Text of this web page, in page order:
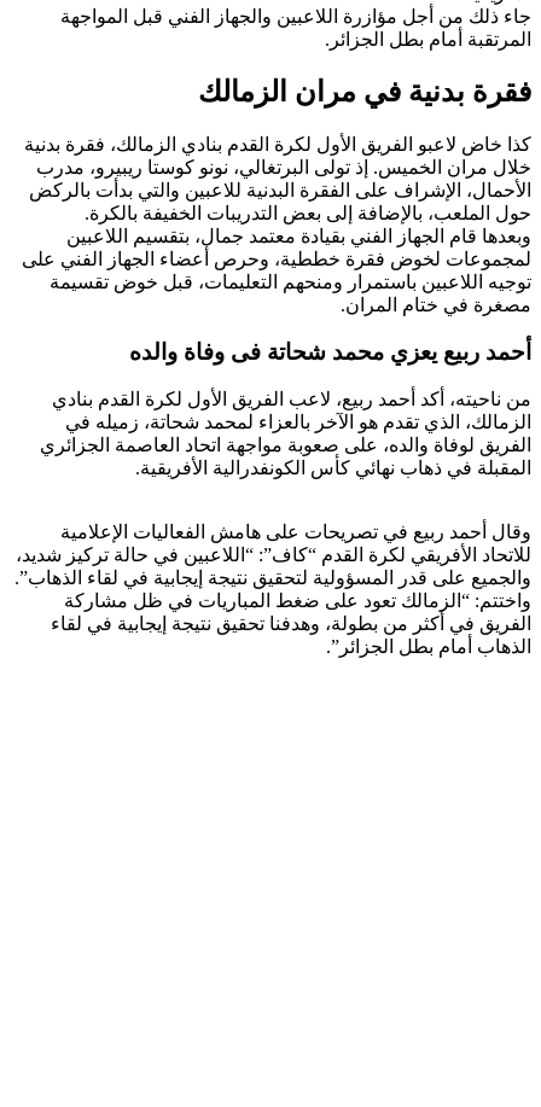
جاء ذلك من أجل مؤازرة اللاعبين والجهاز الفني قبل المواجهة
المرتقبة أمام بطل الجزائر.
فقرة بدنية في مران الزمالك
كذا خاض لاعبو الفريق الأول لكرة القدم بنادي الزمالك، فقرة بدنية
خلال مران الخميس. إذ تولى البرتغالي، نونو كوستا ريبيرو، مدرب
الأحمال، الإشراف على الفقرة البدنية للاعبين والتي بدأت بالركض
حول الملعب، بالإضافة إلى بعض التدريبات الخفيفة بالكرة.
وبعدها قام الجهاز الفني بقيادة معتمد جمال، بتقسيم اللاعبين
لمجموعات لخوض فقرة خططية، وحرص أعضاء الجهاز الفني على
توجيه اللاعبين باستمرار ومنحهم التعليمات، قبل خوض تقسيمة
مصغرة في ختام المران.
أحمد ربيع يعزي محمد شحاتة فى وفاة والده
من ناحيته، أكد أحمد ربيع، لاعب الفريق الأول لكرة القدم بنادي
الزمالك، الذي تقدم هو الآخر بالعزاء لمحمد شحاتة، زميله في
الفريق لوفاة والده، على صعوبة مواجهة اتحاد العاصمة الجزائري
المقبلة في ذهاب نهائي كأس الكونفدرالية الأفريقية.
وقال أحمد ربيع في تصريحات على هامش الفعاليات الإعلامية
للاتحاد الأفريقي لكرة القدم “كاف”: “اللاعبين في حالة تركيز شديد،
والجميع على قدر المسؤولية لتحقيق نتيجة إيجابية في لقاء الذهاب”.
واختتم: “الزمالك تعود على ضغط المباريات في ظل مشاركة
الفريق في أكثر من بطولة، وهدفنا تحقيق نتيجة إيجابية في لقاء
الذهاب أمام بطل الجزائر”.